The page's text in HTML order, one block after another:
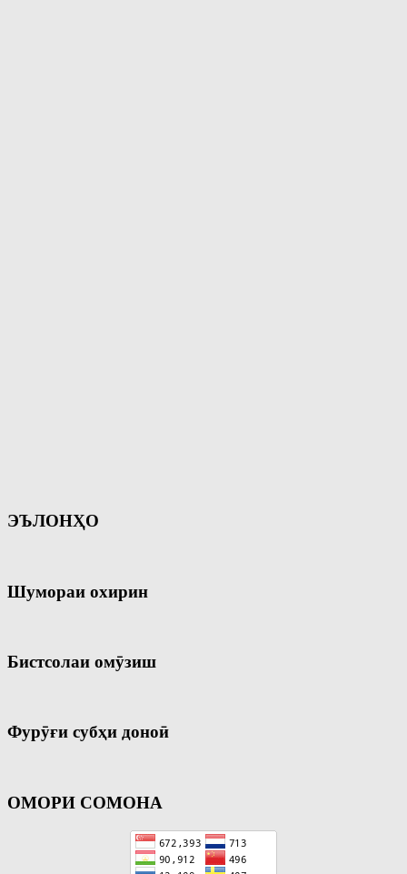
ЭЪЛОНҲО
Шумораи охирин
Бистсолаи омӯзиш
Фурӯғи субҳи доноӣ
ОМОРИ СОМОНА